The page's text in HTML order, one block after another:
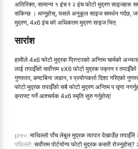
अतिरिक्त, सामान्य १ इंच र २ इंच फोटो मुद्रण साइजहरू
सकिन्छ । थप्नुहोस्, यसले अनुकूल साइज समर्थन गर्दछ,
मुद्रण, 4x6 इंच को अधिकतम मुद्रण साइज भित्
सारांश
हामीले 4x6 फोटो मुद्रक प्रिन्टरको अन्तिम चार्मको
लाई तपाईँको सर्वोत्तम ४X6 फोटो मुद्रक पक्रन र
गुणस्तर, कष्टबिना जडान, र प्रयोगकर्ता दिशा
फोटो मुद्रक तपाईँको सबै फोटो मुद्रण अन्तिम प घृणा
क्राफ्ट गर्ने आश्चर्यक 4x6 स्मृति सुरु गर्नुहोस्!
prev: माथिल्लो पाँच लेबुल मुद्रक व्यापार देखाउँछ तपाईँले
पछिल्लो: सर्वोत्तम पोर्टयोग्य फोटो मुद्रक कसरी रोज्नुहोस्?